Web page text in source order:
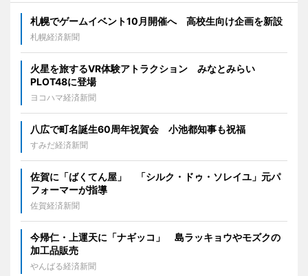
札幌でゲームイベント10月開催へ 高校生向け企画を新設
札幌経済新聞
火星を旅するVR体験アトラクション みなとみらい
PLOT48に登場
ヨコハマ経済新聞
八広で町名誕生60周年祝賀会 小池都知事も祝福
すみだ経済新聞
佐賀に「ばくてん屋」 「シルク・ドゥ・ソレイユ」元パ
フォーマーが指導
佐賀経済新聞
今帰仁・上運天に「ナギッコ」 島ラッキョウやモズクの
加工品販売
やんばる経済新聞